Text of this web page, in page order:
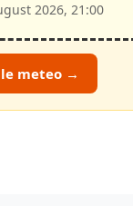
2026, 21:00
meteo →